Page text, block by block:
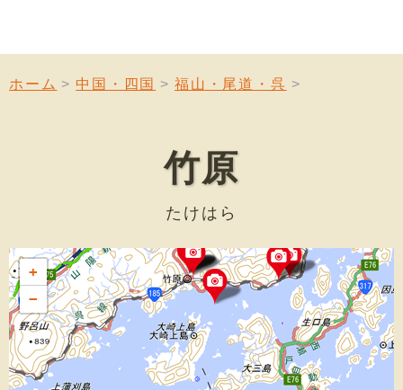
ホーム 中国・四国 福山・尾道・呉
竹原
たけはら
+
−